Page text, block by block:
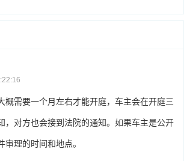
概需要一个月左右才能开庭，车主会在开庭三
，对方也会接到法院的通知。如果车主是公开
审理的时间和地点。